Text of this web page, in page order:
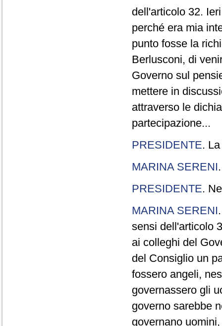
dell'articolo 32.
perché era mia
punto fosse la
Berlusconi, di
Governo sul
mettere in
attraverso le
partecipazione...
PRESIDENTE.
MARINA SERENI
PRESIDENTE.
MARINA SERENI
sensi dell'articolo
ai colleghi del
del Consiglio un
fossero angeli,
governassero gli
governo sarebbe
governano